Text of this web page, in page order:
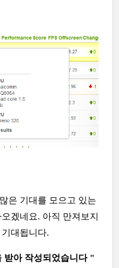
은 기대를 모으고 있는
겠네요. 아직 만져보지
대됩니다.
받아 작성되었습니다 "